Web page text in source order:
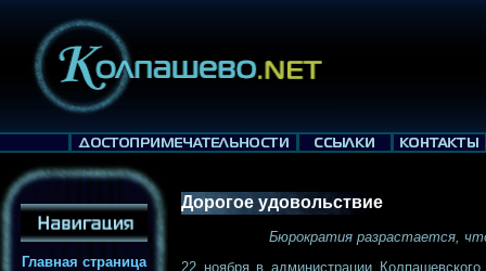
Главная страница
Дорогое удовольствие
Бюрократия разрастается,
22 ноября в администрации